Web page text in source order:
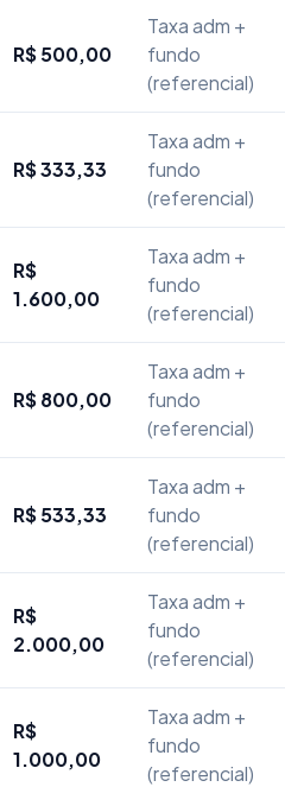
R$ 500,00
Taxa adm +
fundo
(referencial)
R$ 333,33
Taxa adm +
fundo
(referencial)
R$
1.600,00
Taxa adm +
fundo
(referencial)
R$ 800,00
Taxa adm +
fundo
(referencial)
R$ 533,33
Taxa adm +
fundo
(referencial)
R$
2.000,00
Taxa adm +
fundo
(referencial)
R$
1.000,00
Taxa adm +
fundo
(referencial)